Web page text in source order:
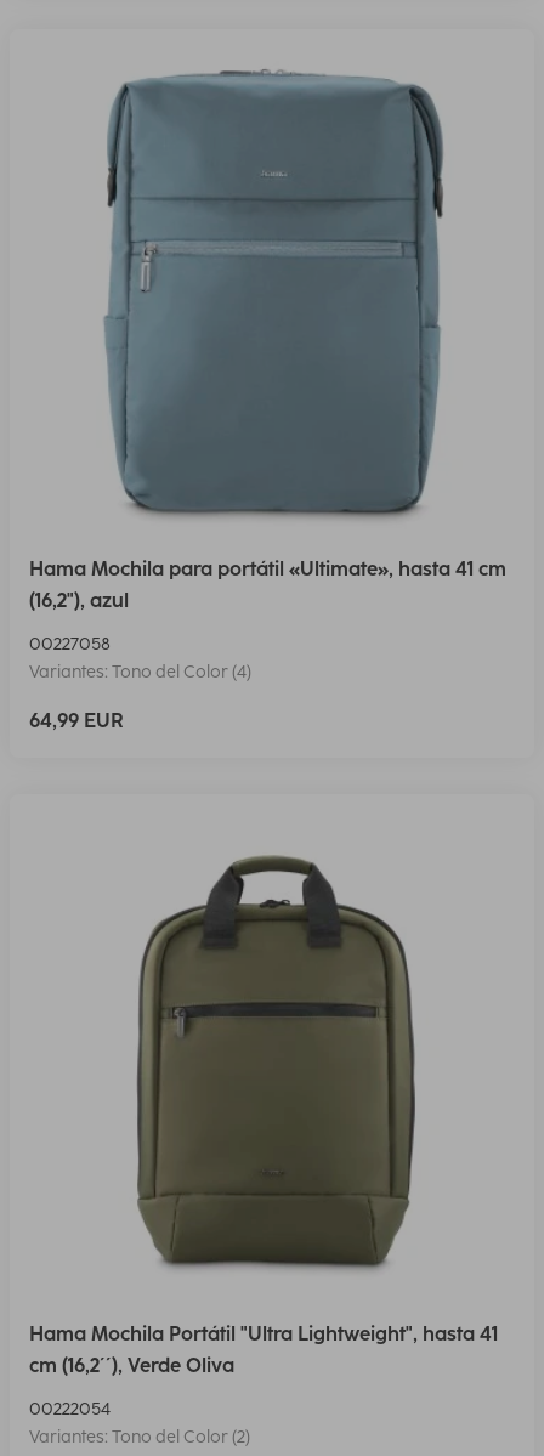
Hama Mochila para portátil «Ultimate», hasta 41 cm
(16,2"), azul
00227058
Variantes: Tono del Color (4)
64,99 EUR
Hama Mochila Portátil "Ultra Lightweight", hasta 41
cm (16,2´´), Verde Oliva
00222054
Variantes: Tono del Color (2)